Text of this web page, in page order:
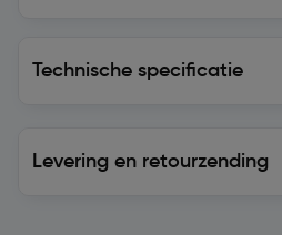
Technische specificatie
Levering en retourzending